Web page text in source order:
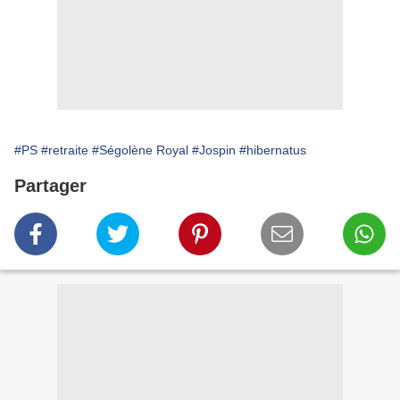
#PS #retraite #Ségolène Royal #Jospin #hibernatus
Partager